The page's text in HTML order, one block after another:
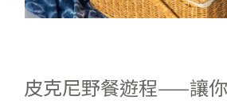
皮克尼野餐遊程——讓